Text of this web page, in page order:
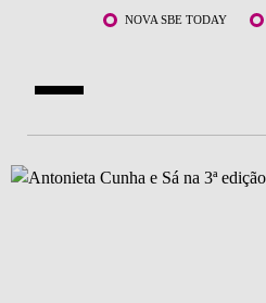
Saltar para o conteúdo principalNOVA SBE TODAY